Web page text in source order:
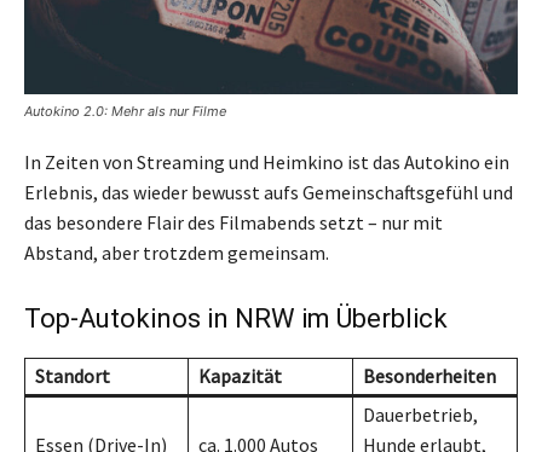
Autokino 2.0: Mehr als nur Filme
In Zeiten von Streaming und Heimkino ist das Autokino ein
Erlebnis, das wieder bewusst aufs Gemeinschaftsgefühl und
das besondere Flair des Filmabends setzt – nur mit
Abstand, aber trotzdem gemeinsam.
Top-Autokinos in NRW im Überblick
Standort Kapazität Besonderheiten
Essen (Drive-In) ca. 1.000 Autos
Dauerbetrieb,
Hunde erlaubt,